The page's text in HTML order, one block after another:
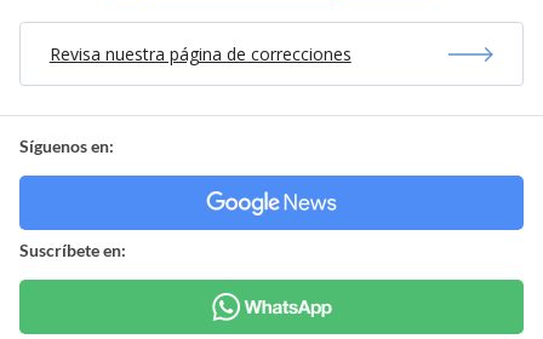
Revisa nuestra página de correcciones
Síguenos en:
Suscríbete en: